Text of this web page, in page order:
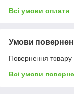
Всі умови оплати
Умови
Повернення товару
Всі умови